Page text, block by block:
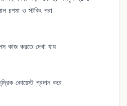
চশমা ও স্টকিং পরা
কাজ করতে দেখা যায়
কোয়েস্ট প্রদান করে